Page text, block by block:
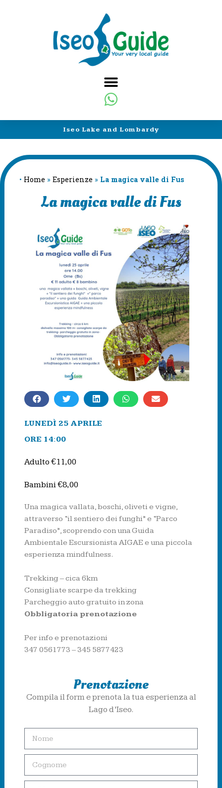
Iseo Lake and Lombardy
• Home » Esperienze » La magica valle di Fus
La magica valle di Fus
LUNEDÌ 25 APRILE
ORE 14:00
Adulto €11,00
Bambini €8,00
Una magica vallata, boschi, oliveti e vigne,
attraverso “il sentiero dei funghi” e “Parco
Paradiso”, scoprendo con una Guida
Ambientale Escursionista AIGAE e una piccola
esperienza mindfulness.
Trekking – cica 6km
Consigliate scarpe da trekking
Parcheggio auto gratuito in zona
Obbligatoria prenotazione
Per info e prenotazioni
347 0561773 – 345 5877423
Prenotazione
Compila il form e prenota la tua esperienza al
Lago d’Iseo.